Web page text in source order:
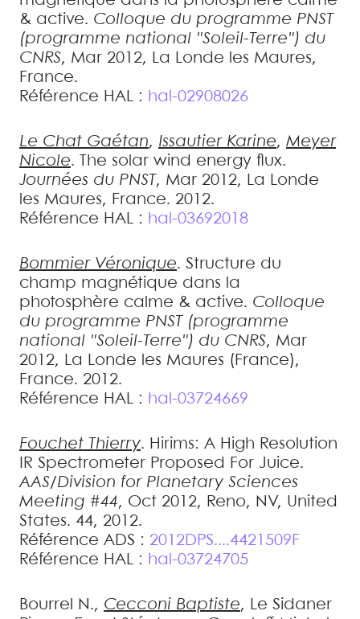
& active. Colloque du programme PNST
(programme national "Soleil-Terre") du
CNRS, Mar 2012, La Londe les Maures,
France.
Référence HAL : hal-02908026
Le Chat Gaétan, Issautier Karine, Meyer
Nicole. The solar wind energy flux.
Journées du PNST , Mar 2012, La Londe
les Maures, France. 2012.
Référence HAL : hal-03692018
Bommier Véronique. Structure du
champ magnétique dans la
photosphère calme & active. Colloque
du programme PNST (programme
national "Soleil-Terre") du CNRS, Mar
2012, La Londe les Maures (France),
France. 2012.
Référence HAL : hal-03724669
Fouchet Thierry. Hirims: A High Resolution
IR Spectrometer Proposed For Juice.
AAS/Division for Planetary Sciences
Meeting #44, Oct 2012, Reno, NV, United
States. 44, 2012.
Référence ADS : 2012DPS....4421509F
Référence HAL : hal-03724705
Bourrel N., Cecconi Baptiste, Le Sidaner